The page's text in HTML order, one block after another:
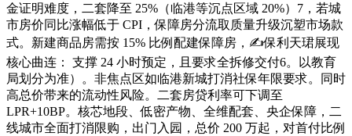
金证明难度，二套降至 25%（临港等沉点区域 20%）7，若城
市房价同比涨幅低于 CPI，保障房分流取质量升级沉塑市场款
式。新建商品房需按 15% 比例配建保障房，✍保利天珺展现
核心曲连： 支撑 24 小时预定，且要求全拆修交付6。以教育
局划分为准）。非焦点区如临港新城打消社保年限要求。同时
高总价带来的流动性风险。二套房贷利率可下调至
LPR+10BP。核芯地段、低密产物、全维配套、央企保障，二
线城市全面打消限购，出门入园，总价 200 万起，对首付比例